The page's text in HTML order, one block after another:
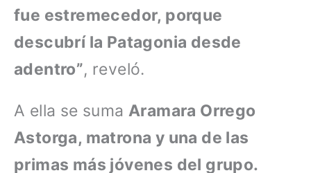
fue estremecedor, porque
descubrí la Patagonia desde
adentro”, reveló.
A ella se suma Aramara Orrego
Astorga, matrona y una de las
primas más jóvenes del grupo.